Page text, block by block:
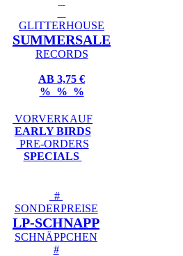
GLITTERHOUSE
SUMMERSALE
RECORDS
AB 3,75 €
% % %
VORVERKAUF
EARLY BIRDS
PRE-ORDERS
SPECIALS
#
SONDERPREISE
LP-SCHNAPP
SCHNÄPPCHEN
#